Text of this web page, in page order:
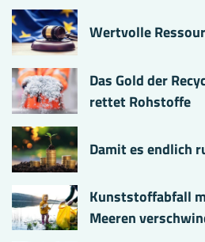
Wertvolle
Das Gold der
rettet Rohstoffe
Damit es endlich
Kunststoffabfall
Meeren